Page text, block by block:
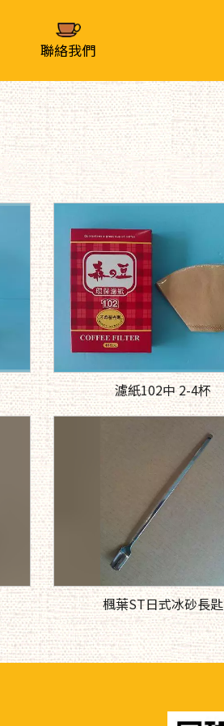
聯絡我們
濾紙102中 2-4杯
楓葉ST日式冰砂長匙